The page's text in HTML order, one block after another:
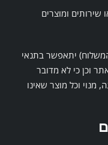
שירותים ומוצרים
המשלוח) יתאפשר בתנאי
וכן כי לא מדובר
מנוי וכל מוצר שאינו